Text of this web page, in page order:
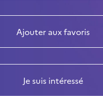
Ajouter aux favoris
Je suis intéressé